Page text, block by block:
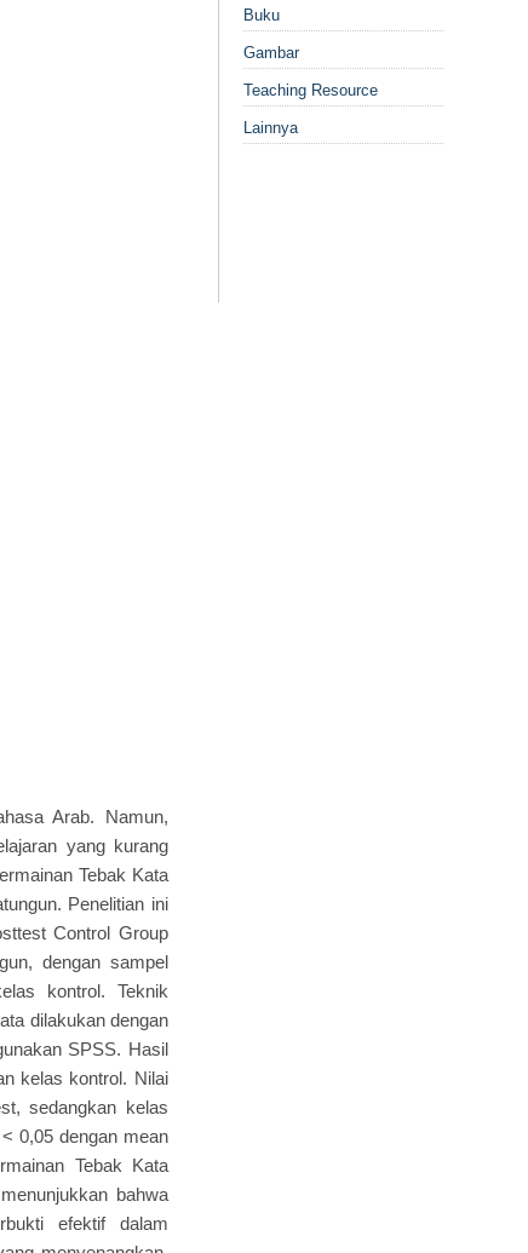
Arab. Namun,
yang kurang
Tebak Kata
Penelitian ini
Control Group
dengan sampel
kontrol. Teknik
dilakukan dengan
SPSS. Hasil
kelas kontrol. Nilai
sedangkan kelas
0,05 dengan mean
Tebak Kata
bahwa
efektif dalam
Buku
Gambar
Teaching Resource
Lainnya